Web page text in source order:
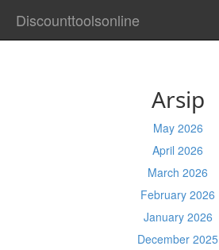
Discounttoolsonline
Arsip
May 2026
April 2026
March 2026
February 2026
January 2026
December 2025